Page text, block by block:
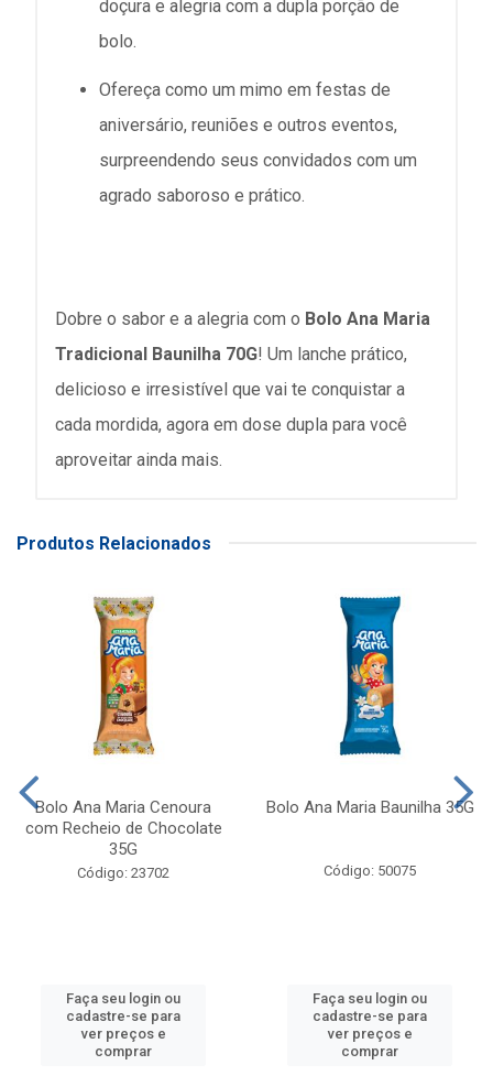
doçura e alegria com a dupla porção de
bolo.
Ofereça como um mimo em festas de
aniversário, reuniões e outros eventos,
surpreendendo seus convidados com um
agrado saboroso e prático.
Dobre o sabor e a alegria com o Bolo Ana Maria
Tradicional Baunilha 70G! Um lanche prático,
delicioso e irresistível que vai te conquistar a
cada mordida, agora em dose dupla para você
aproveitar ainda mais.
Produtos Relacionados
Bolo Ana Maria Cenoura
com Recheio de Chocolate
35G
Código: 23702
Faça seu login ou
cadastre-se para
ver preços e
comprar
Bolo Ana Maria Baunilha 35G
Código: 50075
Faça seu login ou
cadastre-se para
ver preços e
comprar